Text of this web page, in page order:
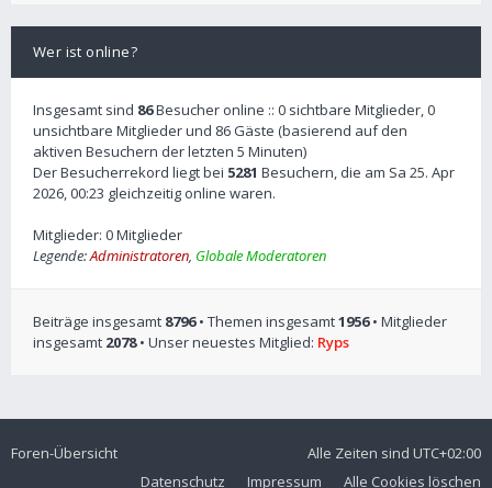
Wer ist online?
Insgesamt sind 86Besucher online :: 0 sichtbare Mitglieder, 0
unsichtbare Mitglieder und 86 Gäste (basierend auf den
aktiven Besuchern der letzten 5 Minuten)
Der Besucherrekord liegt bei 5281 Besuchern, die am Sa 25. Apr
2026, 00:23 gleichzeitig online waren.
Mitglieder: 0 Mitglieder
Legende:Administratoren, Globale Moderatoren
Beiträge insgesamt 8796• Themen insgesamt1956• Mitglieder
insgesamt 2078• Unser neuestes Mitglied: Ryps
Foren-Übersicht Alle Zeiten sind UTC+02:00
Alle Cookies löschen
Impressum
Datenschutz